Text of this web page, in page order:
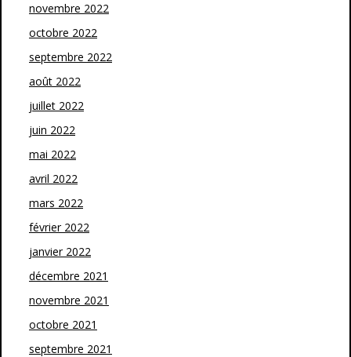
novembre 2022
octobre 2022
septembre 2022
août 2022
juillet 2022
juin 2022
mai 2022
avril 2022
mars 2022
février 2022
janvier 2022
décembre 2021
novembre 2021
octobre 2021
septembre 2021